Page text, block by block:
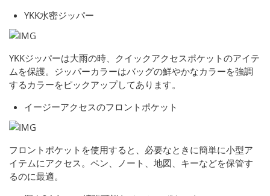
YKK水密ジッパー
YKKジッパーは大雨の時、クイックアクセスポケットのアイテ
ムを保護。ジッパーカラーはバッグの鮮やかなカラーを強調
するカラーをピックアップしてあります。
イージーアクセスのフロントポケット
フロントポケットを使用すると、必要なときに簡単に小型ア
イテムにアクセス。ペン、ノート、地図、キーなどを保管す
るのに最適。